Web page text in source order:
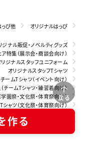
戻る
作る
っぴ他 オリジナルはっぴ
ジナル販促・ノベルティグッズ
特集（展示会・商談会向け）
リジナルスタッフユニフォーム
オリジナルスタッフTシャツ
ームTシャツ（イベント向け）
チームTシャツ・練習着向け）
園祭・文化祭・体育祭向け）
シャツ（文化祭・体育祭向け）
ナルTシャツをオンスで選ぶ